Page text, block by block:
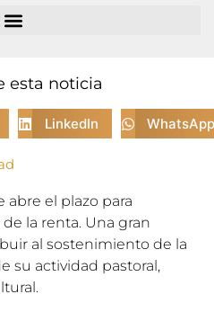
esta noticia
LinkedIn WhatsApp
abre el plazo para
la renta. Una gran
al sostenimiento de la
su actividad pastoral,